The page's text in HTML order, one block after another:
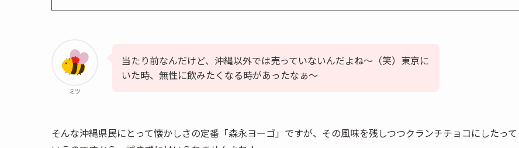
ミツ
当たり前なんだけど、沖縄以外では売っていないんだよね〜（笑）東京に
いた時、無性に飲みたくなる時があったなぁ〜
そんな沖縄県民にとって懐かしさの定番「森永ヨーゴ」ですが、その風味を残しつつクランチチョコにしたって